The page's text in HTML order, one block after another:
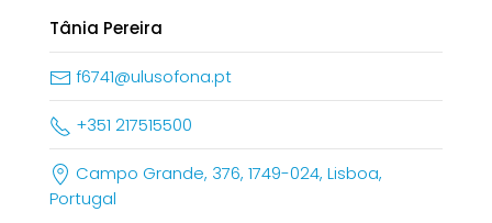
Tânia Pereira
f6741@ulusofona.pt
+351 217515500
Campo Grande, 376, 1749-024, Lisboa,
Portugal